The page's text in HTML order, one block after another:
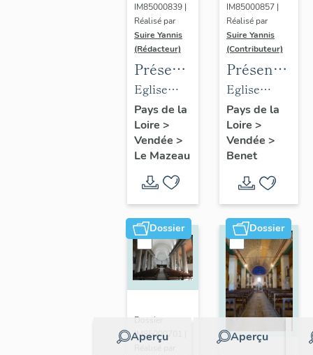
IM85000839 |
Réalisé par
Suire Yannis
(Rédacteur)
Présentation
des
objets
mobiliers
de
du
Mazeau
Eglise
Notre-
Dame de
l'Immaculée
du
Mazeau
Pays de la
Loire >
Vendée >
Le Mazeau
IM85000857 |
Réalisé par
Suire Yannis
(Contributeur)
Présentation
des
objets
mobiliers
de
Sainte-
Eulalie
de Benet
Eglise
paroissiale
Sainte-
Eulalie de
Pays de la
Loire >
Vendée >
Benet
Dossier
Aperçu
Dossier
IM85000701 |
Dossier
Aperçu